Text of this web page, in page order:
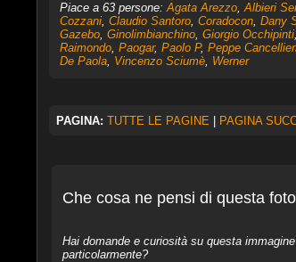
Piace a 63 persone:Agata Arezzo,Albieri
Cozzani, Claudio Santoro, Coradocon, Dany
Gazebo, Ginolimbianchino, Giorgio Occhipinti,
Raimondo, Paogar, Paolo P, Peppe
De Paola, Vincenzo Sciumè, Werner
PAGINA: TUTTE LE PAGINE PAGINA
Che cosa ne pensi di questa
Hai domande e curiosità su questa
particolarmente?